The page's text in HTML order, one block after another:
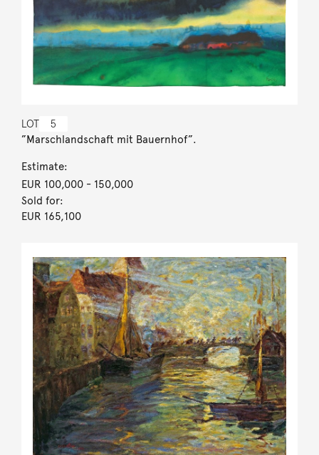
LOT 5
”Marschlandschaft mit Bauernhof”.
Estimate:
EUR 100,000- 150,000
Sold for:
EUR 165,100